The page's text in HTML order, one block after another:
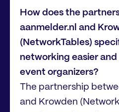
How does the
aanmelder.nl and
(NetworkTables)
networking easier
event organizers?
The partnership
and Krowden